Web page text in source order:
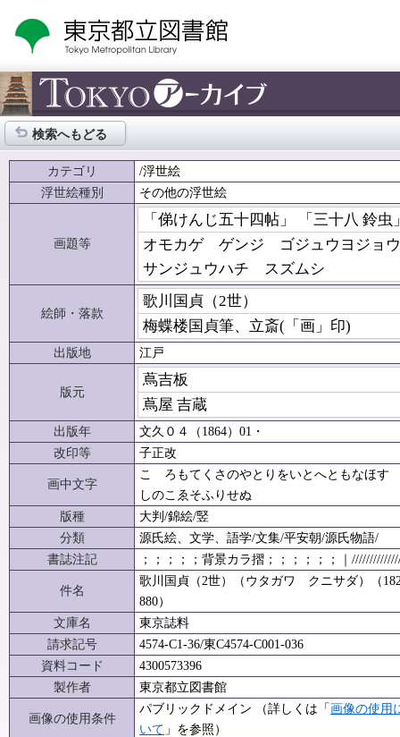
検索へもどる
カテゴリ
/浮世絵
浮世絵種別
その他の浮世絵
画題等
「俤けんじ五十四帖」 「三十八 鈴
オモカゲ ゲンジ ゴジュウヨジ
サンジュウハチ スズムシ
絵師・落款
歌川国貞（2世）
梅蝶楼国貞筆、立斎(「画」印)
出版地 江戸
版元
蔦吉板
蔦屋 吉蔵
出版年
文久０４（1864）01・
改印等
子正改
画中文字
こゝろもてくさのやとりをいとへともなほす
しのこゑそふりせぬ
版種
大判/錦絵/竪
分類
源氏絵、文学、語学/文集/平安朝/源氏物語/
書誌注記
；；；；；背景カラ摺；；；；；；｜
件名
歌川国貞（2世）（ウタガワ クニサダ）（
880）
文庫名
東京誌料
請求記号
4574-C1-36/東C4574-C001-036
資料コード
4300573396
製作者
東京都立図書館
画像の使用条件
パブリックドメイン （詳しくは「画像の使用
いて 」を参照）